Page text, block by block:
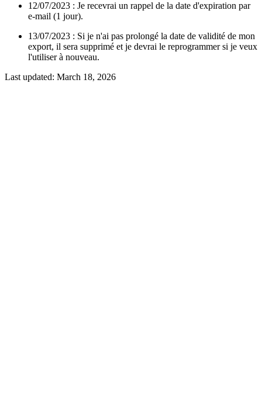
12/07/2023 : Je recevrai un rappel de la date d'expiration par
e-mail (1 jour).
13/07/2023 : Si je n'ai pas prolongé la date de validité de mon
export, il sera supprimé et je devrai le reprogrammer si je veux
l'utiliser à nouveau.
Last updated: March 18, 2026